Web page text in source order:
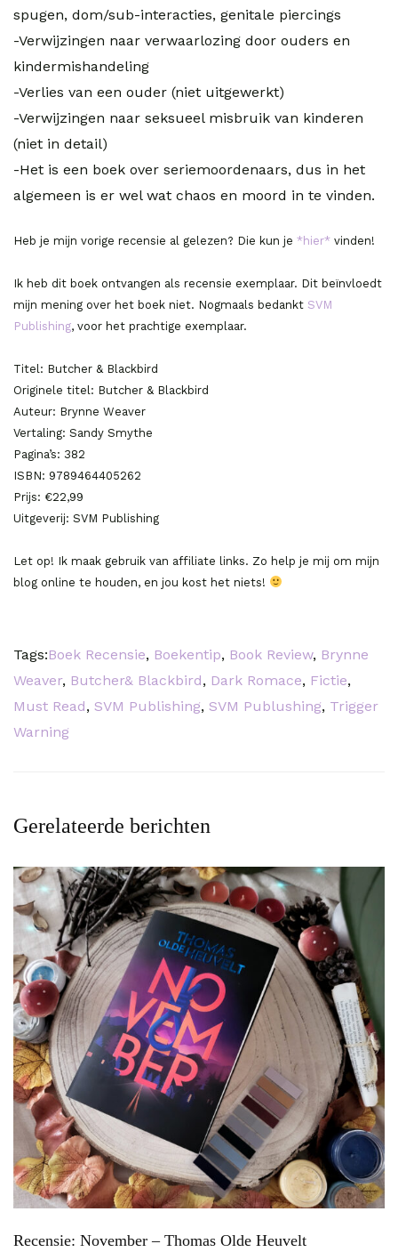
spugen, dom/sub-interacties, genitale piercings
-Verwijzingen naar verwaarlozing door ouders en
kindermishandeling
-Verlies van een ouder (niet uitgewerkt)
-Verwijzingen naar seksueel misbruik van kinderen
(niet in detail)
-Het is een boek over seriemoordenaars, dus in het
algemeen is er wel wat chaos en moord in te vinden.
Heb je mijn vorige recensie al gelezen? Die kun je *hier* vinden!
Ik heb dit boek ontvangen als recensie exemplaar. Dit beïnvloedt
mijn mening over het boek niet. Nogmaals bedankt SVM
Publishing, voor het prachtige exemplaar.
Titel: Butcher & Blackbird
Originele titel: Butcher & Blackbird
Auteur: Brynne Weaver
Vertaling: Sandy Smythe
Pagina’s: 382
ISBN: 9789464405262
Prijs: €22,99
Uitgeverij: SVM Publishing
Let op! Ik maak gebruik van affiliate links. Zo help je mij om mijn
blog online te houden, en jou kost het niets!
Tags:Boek Recensie, Boekentip, Book Review, Brynne
Weaver, Butcher& Blackbird, Dark Romace, Fictie,
Must Read, SVM Publishing, SVM Publushing, Trigger
Warning
Gerelateerde berichten
Recensie: November – Thomas Olde Heuvelt